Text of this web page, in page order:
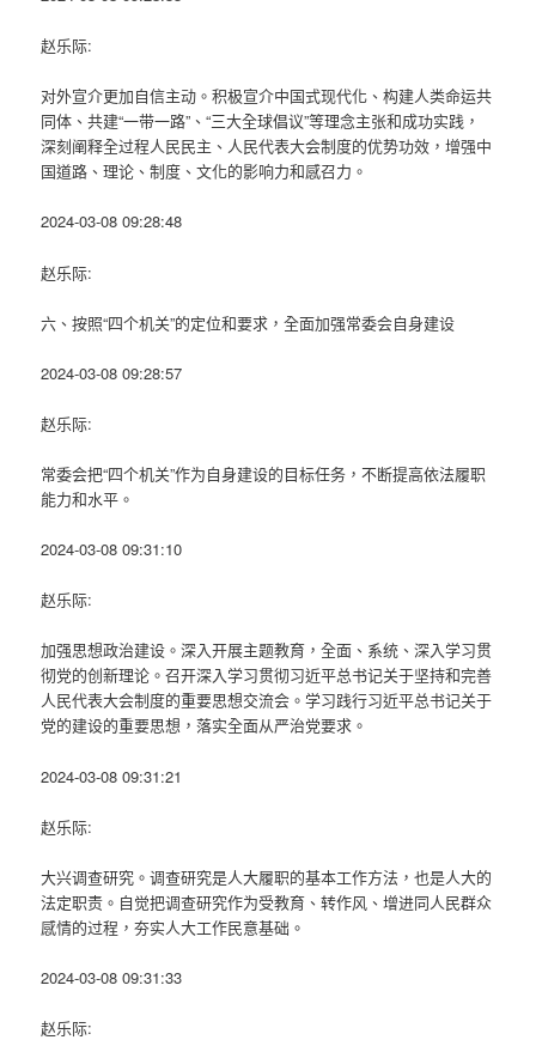
赵乐际:
对外宣介更加自信主动。积极宣介中国式现代化、构建人类命运共
同体、共建“一带一路”、“三大全球倡议”等理念主张和成功实践，
深刻阐释全过程人民民主、人民代表大会制度的优势功效，增强中
国道路、理论、制度、文化的影响力和感召力。
2024-03-08 09:28:48
赵乐际:
六、按照“四个机关”的定位和要求，全面加强常委会自身建设
2024-03-08 09:28:57
赵乐际:
常委会把“四个机关”作为自身建设的目标任务，不断提高依法履职
能力和水平。
2024-03-08 09:31:10
赵乐际:
加强思想政治建设。深入开展主题教育，全面、系统、深入学习贯
彻党的创新理论。召开深入学习贯彻习近平总书记关于坚持和完善
人民代表大会制度的重要思想交流会。学习践行习近平总书记关于
党的建设的重要思想，落实全面从严治党要求。
2024-03-08 09:31:21
赵乐际:
大兴调查研究。调查研究是人大履职的基本工作方法，也是人大的
法定职责。自觉把调查研究作为受教育、转作风、增进同人民群众
感情的过程，夯实人大工作民意基础。
2024-03-08 09:31:33
赵乐际: